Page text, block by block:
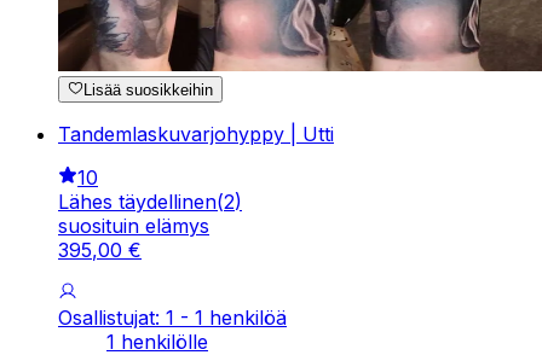
Lisää suosikkeihin
Tandemlaskuvarjohyppy | Utti
10
Lähes täydellinen(2)
suosituin elämys
395,00 €
Osallistujat: 1 - 1 henkilöä
1 henkilölle